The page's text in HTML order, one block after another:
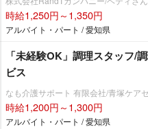
時給1,250円～1,350円
アルバイト・パート / 愛知県
「未経験OK」調理スタッフ/
ビス
なも介護サポート 有限会社/青塚ケア
時給1,200円～1,300円
アルバイト・パート / 愛知県